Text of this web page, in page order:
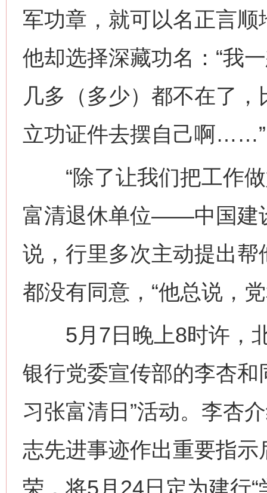
军功章，就可以名正言
他却选择深藏功名：“我
几多（多少）都不在了
立功证件去摆自己啊……”
“除了让我们把工作做
富清退休单位——中国建
说，行里多次主动提出
都没有同意，“他总说，
5月7日晚上8时许，北
银行党委宣传部的李杏和
习张富清日”活动。李杏
志先进事迹作出重要指
荣，将5月24日定为建行“